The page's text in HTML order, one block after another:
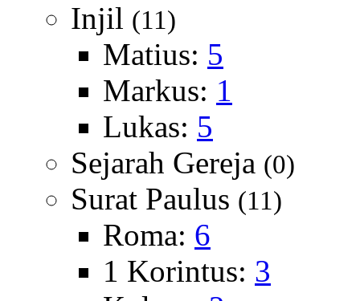
Injil (11)
Matius: 5
Markus: 1
Lukas: 5
Sejarah Gereja (0)
Surat Paulus (11)
Roma: 6
1 Korintus: 3